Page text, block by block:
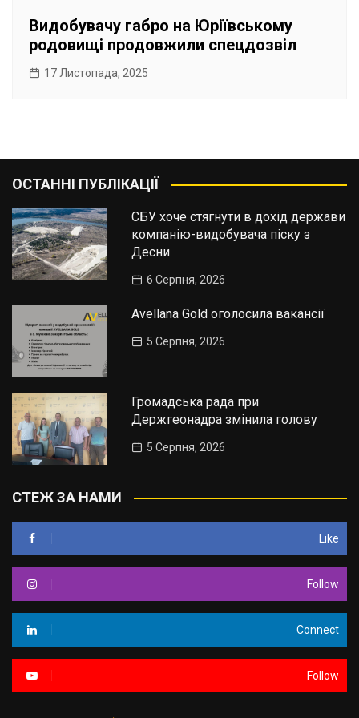
Видобувачу габро на Юріївському
родовищі продовжили спецдозвіл
17 Листопада, 2025
ОСТАННІ ПУБЛІКАЦІЇ
СБУ хоче стягнути в дохід держави
компанію-видобувача піску з
Десни
6 Серпня, 2026
Avellana Gold оголосила вакансії
5 Серпня, 2026
Громадська рада при
Держгеонадра змінила голову
5 Серпня, 2026
СТЕЖ ЗА НАМИ
Like
Follow
Connect
Follow